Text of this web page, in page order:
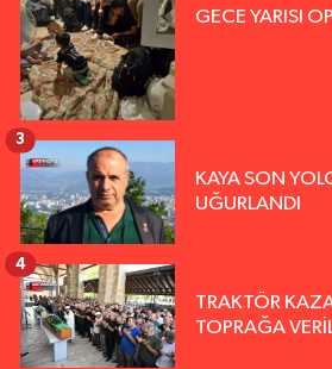
GECE YARISI
KAYA SON
UĞURLANDI
3
TRAKTÖR
TOPRAĞA
4